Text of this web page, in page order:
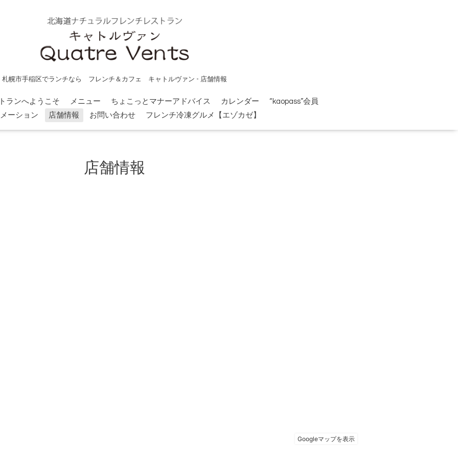
札幌市手稲区でランチなら フレンチ＆カフェ キャトルヴァン - 店舗情報
ランへようこそ メニュー ちょこっとマナーアドバイス カレンダー
“kaopass”会員
ーション
店舗情報 お問い合わせ フレンチ冷凍グルメ【エゾカゼ】
店舗情報